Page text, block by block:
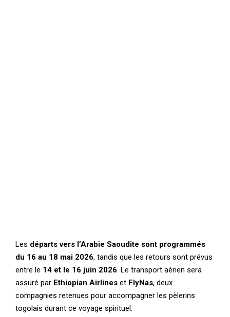
Les départs vers l’Arabie Saoudite sont programmés
du 16 au 18 mai 2026, tandis que les retours sont prévus
entre le 14 et le 16 juin 2026 . Le transport aérien sera
assuré par Ethiopian Airlines et FlyNas, deux
compagnies retenues pour accompagner les pèlerins
togolais durant ce voyage spirituel.